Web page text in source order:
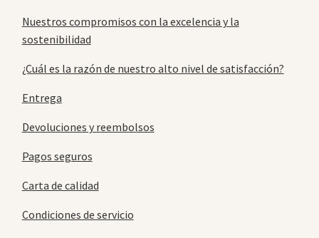
Nuestros compromisos con la excelencia y la
sostenibilidad
¿Cuál es la razón de nuestro alto nivel de satisfacción?
Entrega
Devoluciones y reembolsos
Pagos seguros
Carta de calidad
Condiciones de servicio